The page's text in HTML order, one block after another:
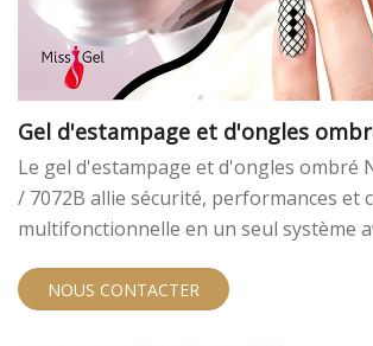
Gel d'estampage et d'ongles
e | Fournisseur professionnel de
gles OEM
Le gel d'estampage et d'ongles ombré
/ 7072B allie sécurité, performances et
multifonctionnelle en un seul système
se développer dans les systèmes
NOUS CONTACTER